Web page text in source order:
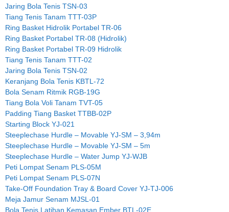
Jaring Bola Tenis TSN-03
Tiang Tenis Tanam TTT-03P
Ring Basket Hidrolik Portabel TR-06
Ring Basket Portabel TR-08 (Hidrolik)
Ring Basket Portabel TR-09 Hidrolik
Tiang Tenis Tanam TTT-02
Jaring Bola Tenis TSN-02
Keranjang Bola Tenis KBTL-72
Bola Senam Ritmik RGB-19G
Tiang Bola Voli Tanam TVT-05
Padding Tiang Basket TTBB-02P
Starting Block YJ-021
Steeplechase Hurdle – Movable YJ-SM – 3,94m
Steeplechase Hurdle – Movable YJ-SM – 5m
Steeplechase Hurdle – Water Jump YJ-WJB
Peti Lompat Senam PLS-05M
Peti Lompat Senam PLS-07N
Take-Off Foundation Tray & Board Cover YJ-TJ-006
Meja Jamur Senam MJSL-01
Bola Tenis Latihan Kemasan Ember BTL-02E